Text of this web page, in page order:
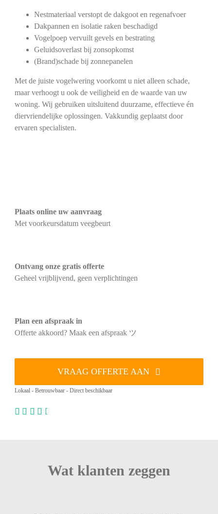
Nestmateriaal verstopt de dakgoot en regenafvoer
Dakpannen en isolatie raken beschadigd
Vogelpoep vervuilt gevels en bestrating
Geluidsoverlast bij zonsopkomst
(Brand)schade bij zonnepanelen
Met de juiste vogelwering voorkomt u niet alleen schade,
maar verhoogt u ook de veiligheid en de waarde van uw
woning. Wij gebruiken uitsluitend duurzame, effectieve én
diervriendelijke oplossingen. Vakkundig geplaatst door
ervaren specialisten.
Plaats online uw aanvraag
Met voorkeursdatum veegbeurt
Ontvang onze gratis offerte
Geheel vrijblijvend, geen verplichtingen
Plan een afspraak in
Offerte akkoord? Maak een afspraak ツ
VRAAG OFFERTE AAN
Lokaal - Betrouwbaar - Direct beschikbaar
Wat klanten zeggen